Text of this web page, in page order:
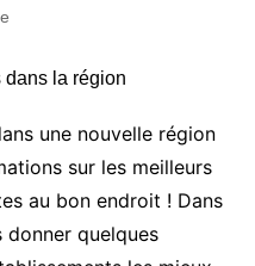
une nouvelle région
sur les meilleurs
au bon endroit ! Dans
quelques